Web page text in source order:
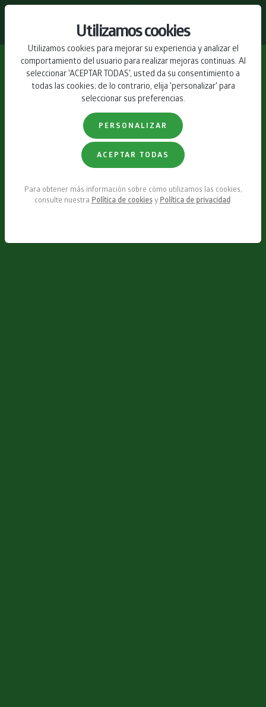
Utilizamos cookies
Utilizamos cookies para mejorar su experiencia y analizar el
comportamiento del usuario para realizar mejoras continuas. Al
seleccionar 'ACEPTAR TODAS', usted da su consentimiento a
todas las cookies; de lo contrario, elija 'personalizar' para
seleccionar sus preferencias.
PERSONALIZAR
ACEPTAR TODAS
Para obtener más información sobre cómo utilizamos las cookies,
consulte nuestra Política de cookiesy Política de privacidad.